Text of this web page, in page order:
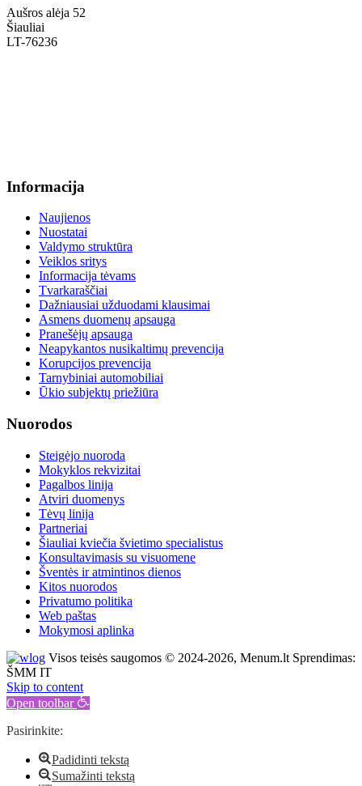
Aušros alėja 52
Šiauliai
LT-76236
Informacija
Naujienos
Nuostatai
Valdymo struktūra
Veiklos sritys
Informacija tėvams
Tvarkaraščiai
Dažniausiai užduodami klausimai
Asmens duomenų apsauga
Pranešėjų apsauga
Neapykantos nusikaltimų prevencija
Korupcijos prevencija
Tarnybiniai automobiliai
Ūkio subjektų priežiūra
Nuorodos
Steigėjo nuoroda
Mokyklos rekvizitai
Pagalbos linija
Atviri duomenys
Tėvų linija
Partneriai
Šiauliai kviečia švietimo specialistus
Konsultavimasis su visuomene
Šventės ir atmintinos dienos
Kitos nuorodos
Privatumo politika
Web paštas
Mokymosi aplinka
Visos teisės saugomos © 2024-2026, Menum.lt Sprendimas:
ŠMM IT
Skip to content
Open toolbar
Pasirinkite:
Padidinti tekstą
Sumažinti tekstą